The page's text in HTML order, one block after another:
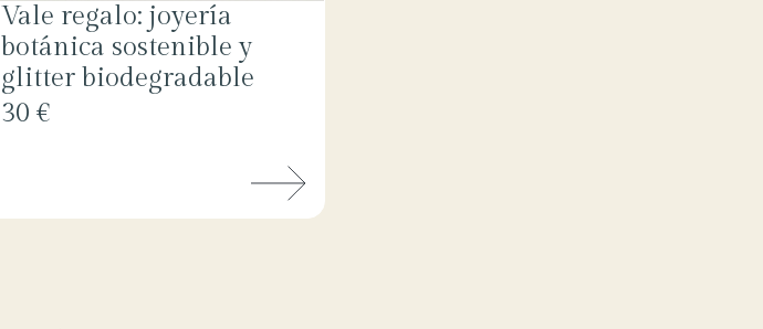
Vale regalo: joyería
botánica sostenible y
glitter biodegradable
30 €